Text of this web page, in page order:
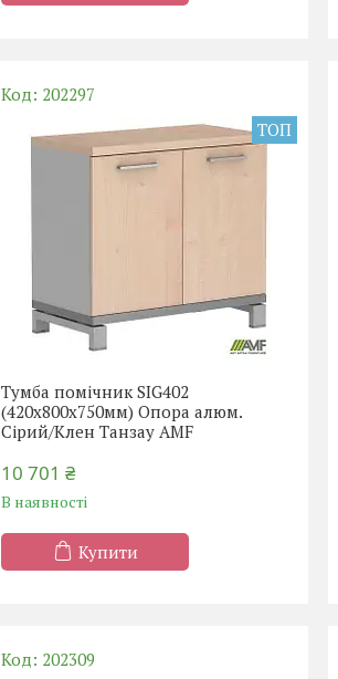
202297
ТОП
Тумба помічник SIG402
(420х800х750мм) Опора алюм.
Сірий/Клен Танзау AMF
10 701 ₴
В наявності
Купити
202309